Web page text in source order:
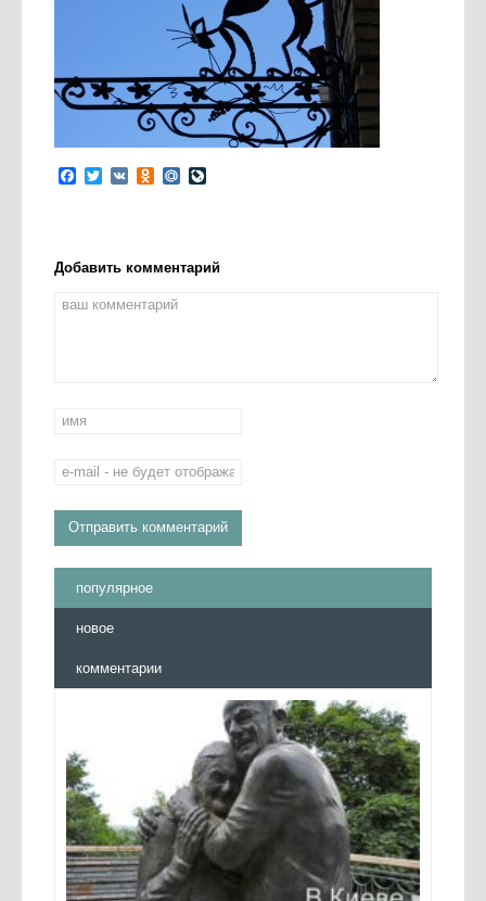
Facebook
Twitter
VK Odnoklassniki
Mail.Ru
Добавить комментарий
популярное
новое
комментарии